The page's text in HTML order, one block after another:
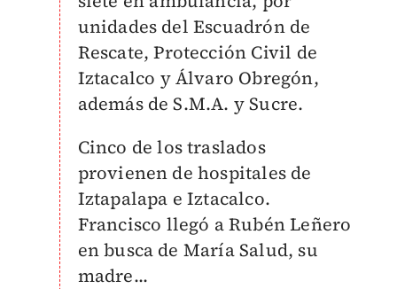
unidades del Escuadrón de
Rescate, Protección Civil de
Iztacalco y Álvaro Obregón,
además de S.M.A. y Sucre.
Cinco de los traslados
provienen de hospitales de
Iztapalapa e Iztacalco.
Francisco llegó a Rubén Leñero
en busca de María Salud, su
madre...